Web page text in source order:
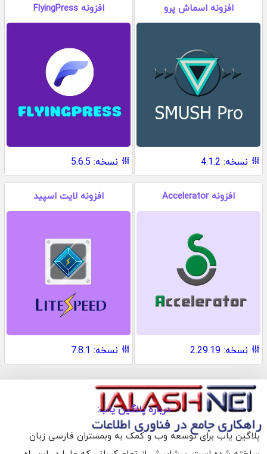
افزونه اسماش پرو
نسخه: 4.1.2
افزونه FlyingPress
نسخه: 5.6.5
افزونه Accelerator
نسخه: 2.29.19
افزونه لایت اسپید
نسخه: 7.8.1
درباره پلاگین یاب:
پلاگین یاب برای توسعه وب و کمک به وبمستران فارسی زبان